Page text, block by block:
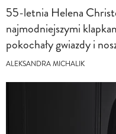
55-letnia Helena
najmodniejszymi
pokochały gwiazdy i
ALEKSANDRA MICHALIK